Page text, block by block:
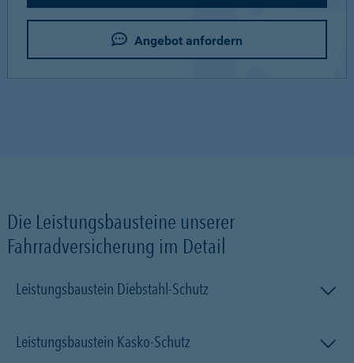
Angebot anfordern
Die Leistungsbausteine unserer
Fahrradversicherung im Detail
Leistungsbaustein Diebstahl-Schutz
Leistungsbaustein Kasko-Schutz